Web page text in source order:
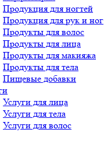
Продукция для ногтей
Продукция для рук и ног
Продукты для волос
Продукты для лица
Продукты для макияжа
Продукты для тела
Пищевые добавки
Услуги для лица
Услуги для тела
Услуги для волос